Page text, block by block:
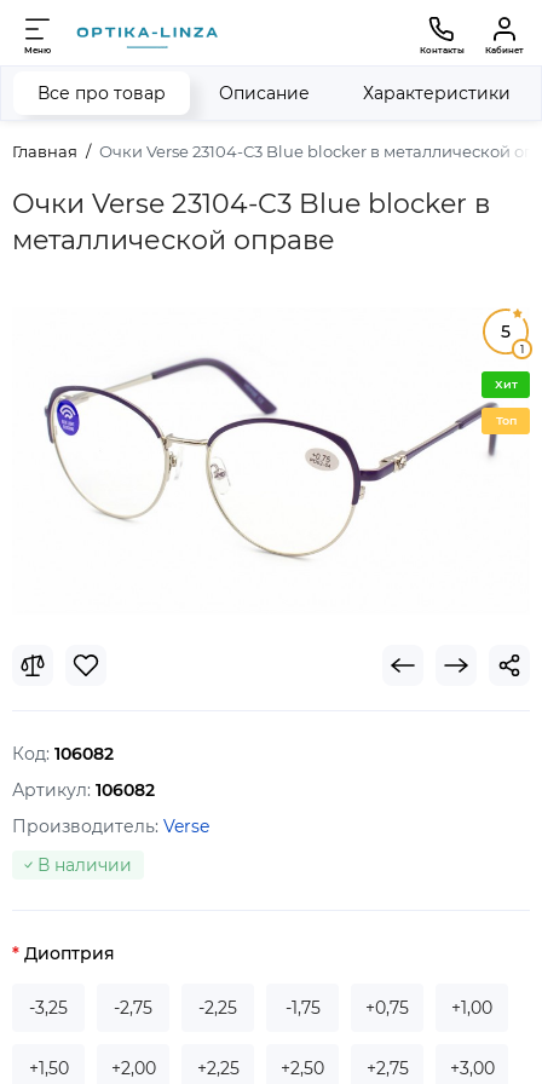
Меню Контакты Кабинет
Главная Очки Verse 23104-С3 Blue blocker в металлической
Очки Verse 23104-С3 Blue blocker в
металлической оправе
Все про товар Описание Характеристики
5
1
Хит
Топ
Код: 106082
Артикул: 106082
Производитель: Verse
В наличии
Диоптрия
-3,25 -2,75 -2,25 -1,75 +0,75 +1,00
+1,50 +2,00 +2,25 +2,50 +2,75 +3,00